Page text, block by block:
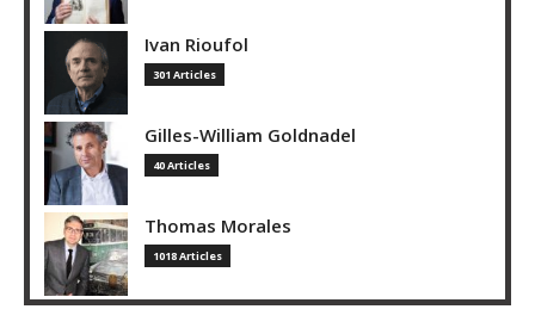
Ivan Rioufol
301 Articles
Gilles-William Goldnadel
40 Articles
Thomas Morales
1018 Articles